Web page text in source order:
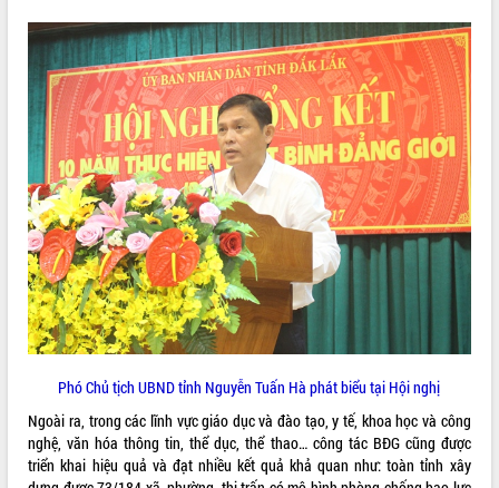
Khám bệnh, cấp phát thuốc miễn phí
và tặng quà người dân xã Cư Pui
Hội nghị UBND tỉnh Đắk Lắk thường kỳ
tháng 7/2026
Lễ truy tặng danh hiệu “Bà Mẹ Việt
Nam Anh hùng” và trao Huân chương
Lao động
UBND tỉnh Đắk Lắk triển khai nhiệm
vụ 6 tháng cuối năm 2026
Kỳ họp thứ Hai, Hội đồng nhân dân
tỉnh khóa XI quyết nghị nhiều nội dung
Bí thư Tỉnh ủy Lương Nguyễn Minh
Triết thăm, tặng quà người có công với
cách mạng
ALBUM ẢNH
Phó Chủ tịch UBND tỉnh Nguyễn Tuấn Hà phát biểu tại Hội nghị
Ngoài ra, trong các lĩnh vực giáo dục và đào tạo, y tế, khoa học và công
nghệ, văn hóa thông tin, thể dục, thể thao… công tác BĐG cũng được
triển khai hiệu quả và đạt nhiều kết quả khả quan như: toàn tỉnh xây